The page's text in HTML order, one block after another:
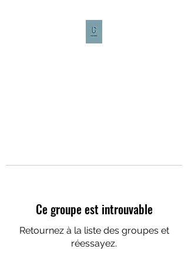
Ce groupe est introuvable
Retournez à la liste des groupes et
réessayez.